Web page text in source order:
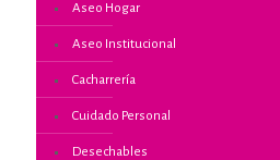
Aseo Hogar
Aseo Institucional
Cacharrería
Cuidado Personal
Desechables